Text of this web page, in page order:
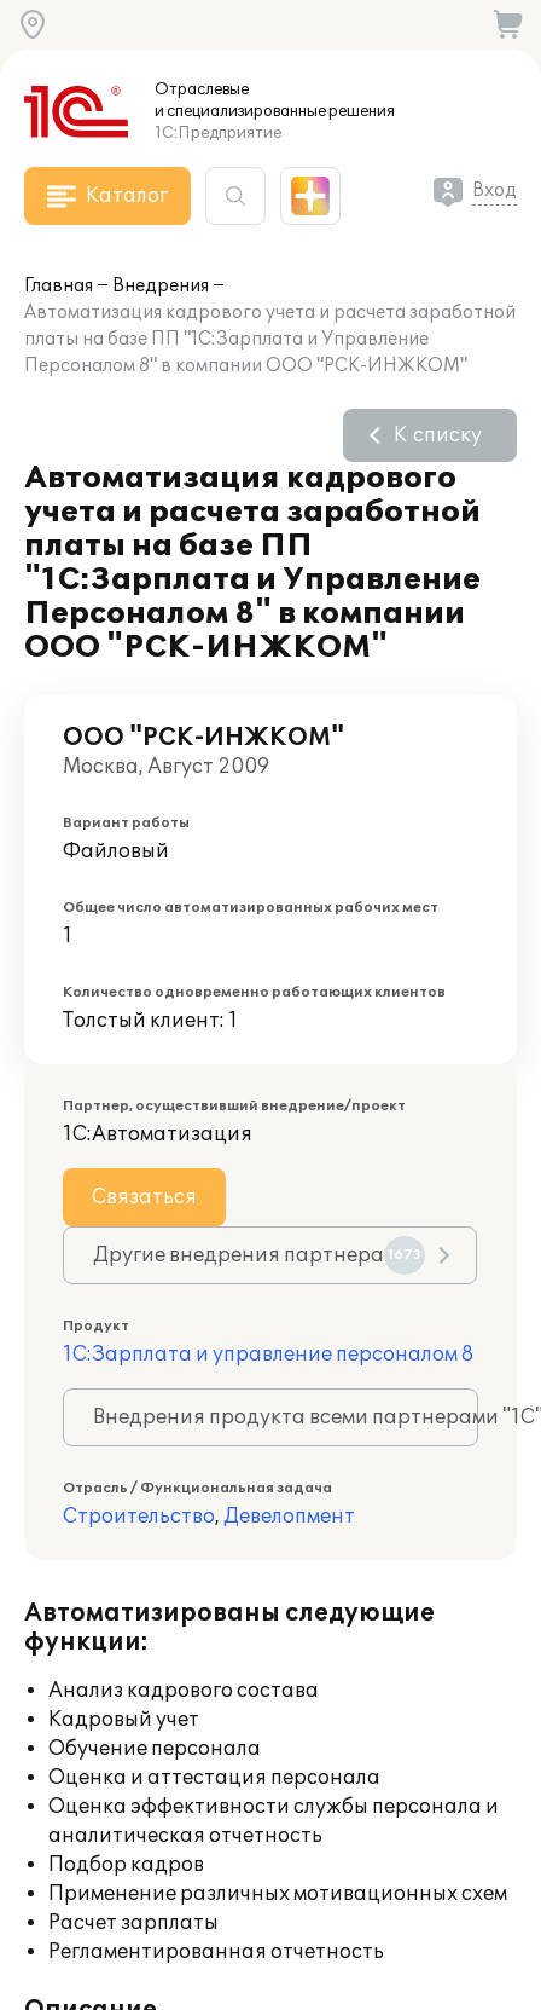
Отраслевые
и специализированныерешения
1С:Предприятие
Каталог Вход
Главная
Внедрения
Автоматизация кадрового учета и расчета заработной
платы на базе ПП "1С:Зарплата и Управление
Персоналом 8" в компании ООО "РСК-ИНЖКОМ"
Автоматизация кадрового
учета и расчета заработной
платы на базе ПП
"1С:Зарплата и Управление
Персоналом 8" в компании
ООО "РСК-ИНЖКОМ"
К списку
ООО "РСК-ИНЖКОМ"
Москва, Август 2009
Вариант работы
Файловый
Общее число автоматизированных рабочих мест
1
Количество одновременно работающих клиентов
Толстый клиент: 1
Партнер, осуществивший внедрение/проект
1С:Автоматизация
Связаться
Другие внедрения партнера 1673
Продукт
1С:Зарплата и управление персоналом 8
Внедрения продукта всеми партнерами
Отрасль / Функциональная задача
Строительство, Девелопмент
Автоматизированы следующие
функции:
Анализ кадрового состава
Кадровый учет
Обучение персонала
Оценка и аттестация персонала
Оценка эффективности службы персонала и
аналитическая отчетность
Подбор кадров
Применение различных мотивационных схем
Расчет зарплаты
Регламентированная отчетность